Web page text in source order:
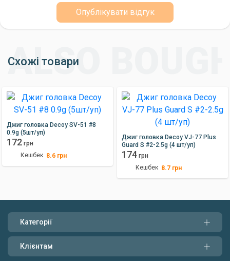
нових висот у цьому захоплюючому виді
Опублікувати відгук
Схожі товари
Джиг головка Decoy SV-51 #8
0.9g (5шт/уп)
172 грн
Кешбек 8.6 грн
Джиг головка Decoy VJ-77 Plus
Guard S #2-2.5g (4 шт/уп)
174 грн
Кешбек 8.7 грн
Категорії
Клієнтам